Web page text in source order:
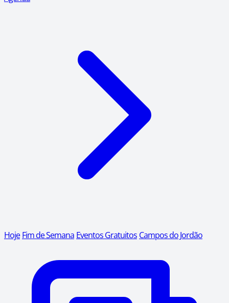
Hoje Fim de Semana Eventos Gratuitos Campos do Jordão